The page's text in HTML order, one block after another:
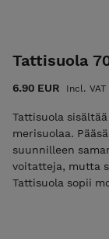
Tattisuola
6.90 EUR Incl. VAT
Tattisuola
merisuolaa.
suunnilleen
voitatteja, mutta
Tattisuola sopii